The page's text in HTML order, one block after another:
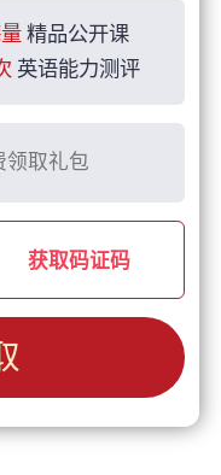
精品公开课
英语能力测评
获取码证码